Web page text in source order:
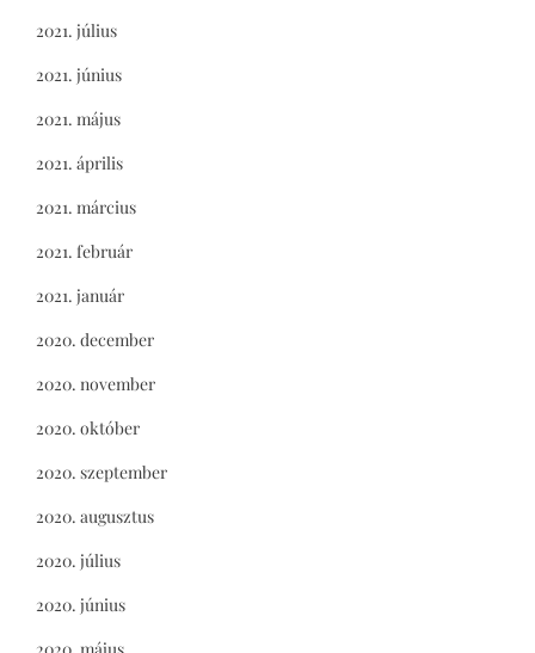
2021. július
2021. június
2021. május
2021. április
2021. március
2021. február
2021. január
2020. december
2020. november
2020. október
2020. szeptember
2020. augusztus
2020. július
2020. június